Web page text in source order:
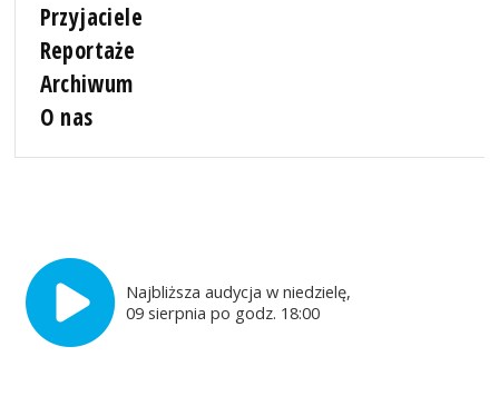
Przyjaciele
Reportaże
Archiwum
O nas
Najbliższa audycja w niedzielę,
09 sierpnia po godz. 18:00